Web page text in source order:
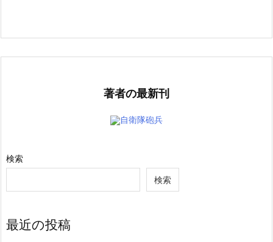
著者の最新刊
自衛隊砲兵
検索
検索
最近の投稿